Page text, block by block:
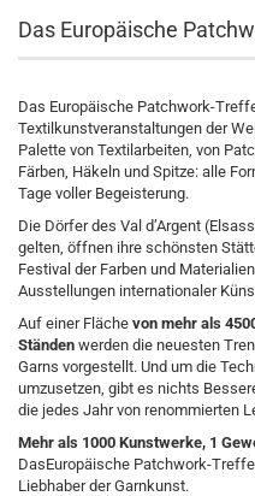
Das Europäische
Das Europäische Patchwork-
Textilkunstveranstaltungen der
Palette von Textilarbeiten, von
Färben, Häkeln und Spitze: alle
Tage voller Begeisterung.
Die Dörfer des Val d’Argent
gelten, öffnen ihre schönsten
Festival der Farben und
Ausstellungen internationaler
Auf einer Fläche von mehr als
Ständen werden die neuesten
Garns vorgestellt. Und um die
umzusetzen, gibt es nichts
die jedes Jahr von renommierten
Mehr als 1000 Kunstwerke, 1
DasEuropäische Patchwork-
Liebhaber der Garnkunst.